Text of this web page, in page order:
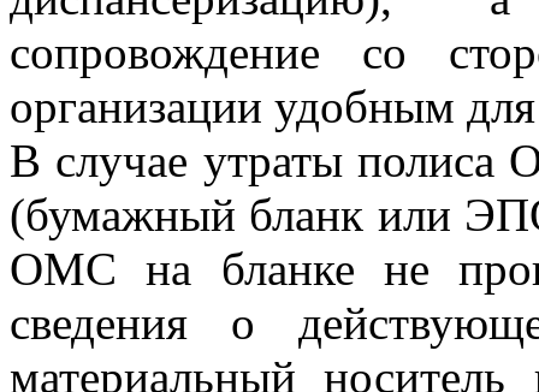
сопровождение со
организации удобным
В случае утраты полиса
(бумажный бланк или
ОМС на бланке не
сведения о
материальный носитель